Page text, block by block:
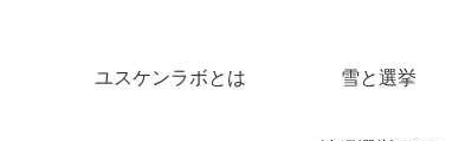
ユスケンラボとは 雪と選挙